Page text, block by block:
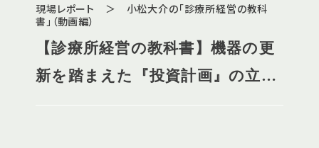
現場レポート ＞ 小松大介の「診療所経営の教科
書」（動画編）
【診療所経営の教科書】機器の更
新を踏まえた『投資計画』の立て